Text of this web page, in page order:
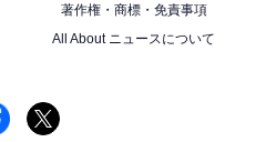
著作権・商標・免責事項
All About ニュースについて